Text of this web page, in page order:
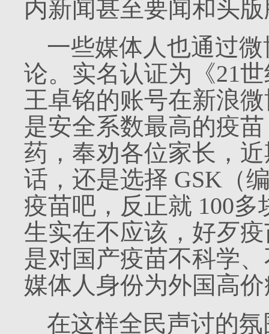
内新闻甚至要闻和头
一些媒体人也通过
论。实名认证为《21
王卓铭的账号在新浪
是安全系数最高的疫
药，奉劝各位家长，
话，还是选择 GSK （
疫苗吧，反正就 100多
生实在不应该，好歹
是对国产疫苗不科学
媒体人身份为外国高
在这样全民声讨的